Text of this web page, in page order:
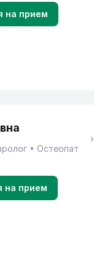
на прием
Остеопат
на прием